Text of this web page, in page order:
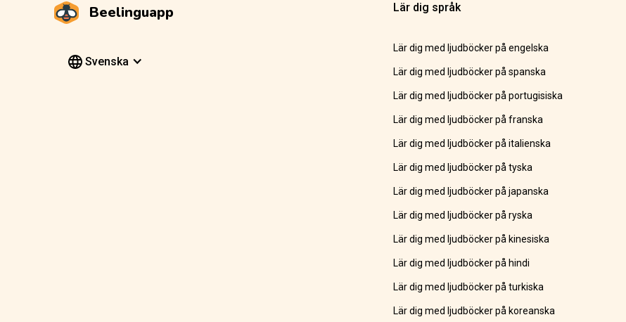
Beelinguapp
Svenska
Lär dig språk
Lär dig med ljudböcker på engelska
Lär dig med ljudböcker på spanska
Lär dig med ljudböcker på portugisiska
Lär dig med ljudböcker på franska
Lär dig med ljudböcker på italienska
Lär dig med ljudböcker på tyska
Lär dig med ljudböcker på japanska
Lär dig med ljudböcker på ryska
Lär dig med ljudböcker på kinesiska
Lär dig med ljudböcker på hindi
Lär dig med ljudböcker på turkiska
Lär dig med ljudböcker på koreanska